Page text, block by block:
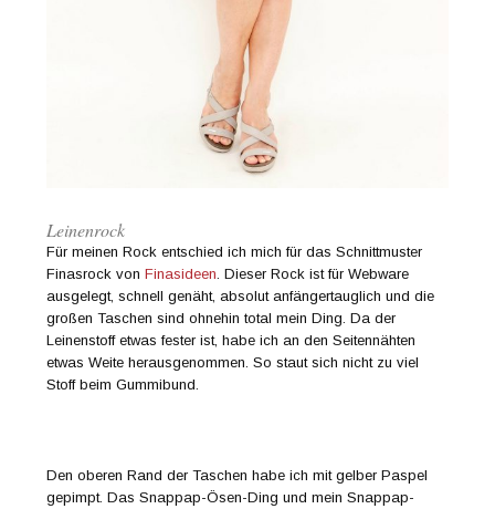
Leinenrock
Für meinen Rock entschied ich mich für das Schnittmuster
Finasrock vonFinasideen . Dieser Rock ist für Webware
ausgelegt, schnell genäht, absolut anfängertauglich und die
großen Taschen sind ohnehin total mein Ding. Da der
Leinenstoff etwas fester ist, habe ich an den Seitennähten
etwas Weite herausgenommen. So staut sich nicht zu viel
Stoff beim Gummibund.
Den oberen Rand der Taschen habe ich mit gelber Paspel
gepimpt. Das Snappap-Ösen-Ding und mein Snappap-